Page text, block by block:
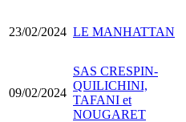
23/02/2024 LE MANHATTAN
09/02/2024
SAS CRESPIN-
QUILICHINI,
TAFANI et
NOUGARET